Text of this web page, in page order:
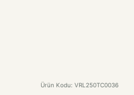
Ürün Kodu: VRL250TC0036